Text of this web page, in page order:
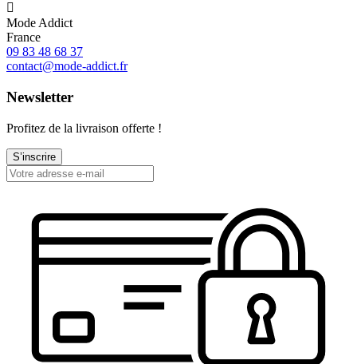

Mode Addict
France
09 83 48 68 37
contact@mode-addict.fr
Newsletter
Profitez de la livraison offerte !
S’inscrire